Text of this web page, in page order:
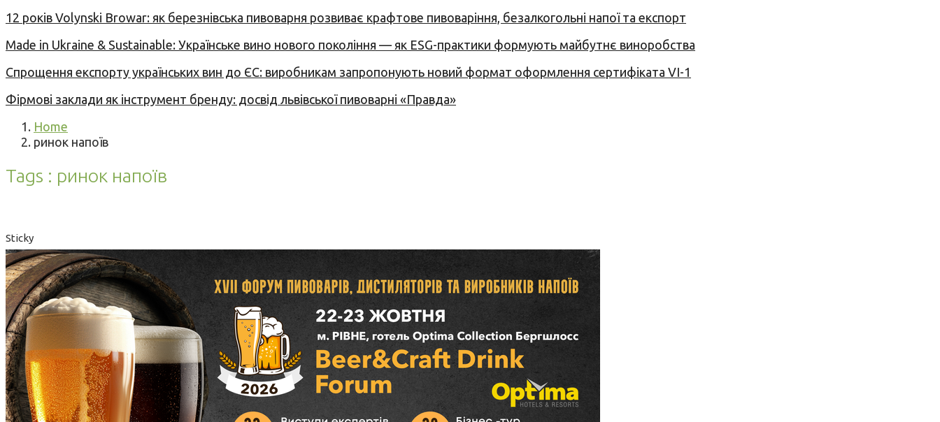
12 років Volynski Browar: як березнівська пивоварня розвиває крафтове пивоваріння, безалкогольні напої та експорт
Made in Ukraine & Sustainable: Українське вино нового покоління — як ESG-практики формують майбутнє виноробства
Спрощення експорту українських вин до ЄС: виробникам запропонують новий формат оформлення сертифіката VI-1
Фірмові заклади як інструмент бренду: досвід львівської пивоварні «Правда»
Home
ринок напоїв
Tags : ринок напоїв
Sticky